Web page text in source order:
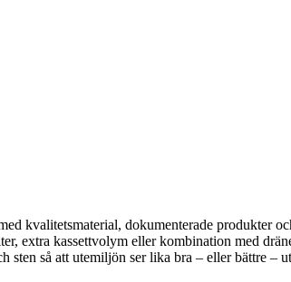
kvalitetsmaterial, dokumenterade produkter
extra kassettvolym eller kombination med
så att utemiljön ser lika bra – eller bättre –